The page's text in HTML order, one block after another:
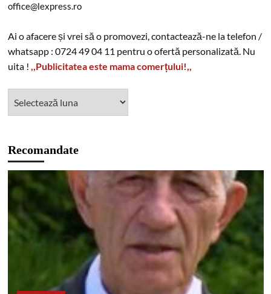
office@lexpress.ro
Ai o afacere și vrei să o promovezi, contactează-ne la telefon /
whatsapp : 0724 49 04 11 pentru o ofertă personalizată. Nu
uita ! ,,Publicitatea este mama comerțului!,,
Recomandate